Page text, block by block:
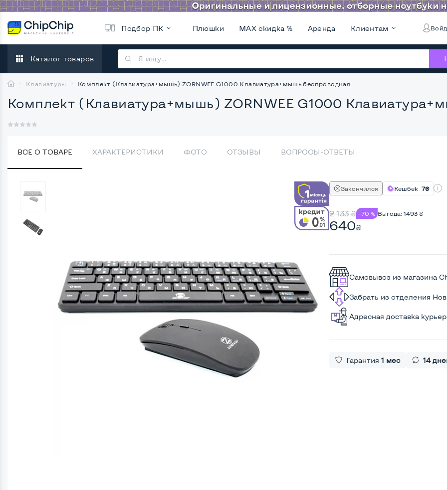
Подбор ПК Плюшки MAX скидка % Аренда Клиентам
Каталог товаров
Клавиатуры Комплект (Клавиатура+мышь) ZORNWEE G1000 Клавиатура+мышь беспроводная
Комплект (Клавиатура+мышь) ZORNWEE G1000
ВСЕ О ТОВАРЕ ХАРАКТЕРИСТИКИ ФОТО ОТЗЫВЫ ВОПРОСЫ-ОТВЕТЫ
Закончился Кешбек 7₴
2 133₴ -70 % Выгода: 1493₴
640₴
Самовывоз из магазина
Забрать из отделения
Адресная доставка
Гарантия 1 мес 14